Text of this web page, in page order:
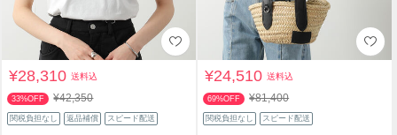
¥28,310送料込
33%OFF ¥42,350
関税負担なし 返品補償 スピード配送
¥24,510送料込
69%OFF ¥81,400
関税負担なし スピード配送